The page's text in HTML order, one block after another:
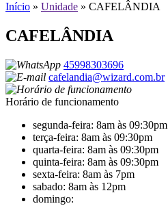
Início » Unidade » CAFELÂNDIA
CAFELÂNDIA
45998303696
cafelandia@wizard.com.br
Horário de funcionamento
segunda-feira: 8am às 09:30pm
terça-feira: 8am às 09:30pm
quarta-feira: 8am às 09:30pm
quinta-feira: 8am às 09:30pm
sexta-feira: 8am às 7pm
sabado: 8am às 12pm
domingo: